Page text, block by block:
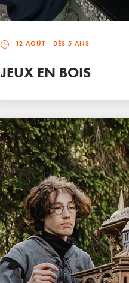
12 AOÛT - DÈS 5 ANS
JEUX EN BOIS